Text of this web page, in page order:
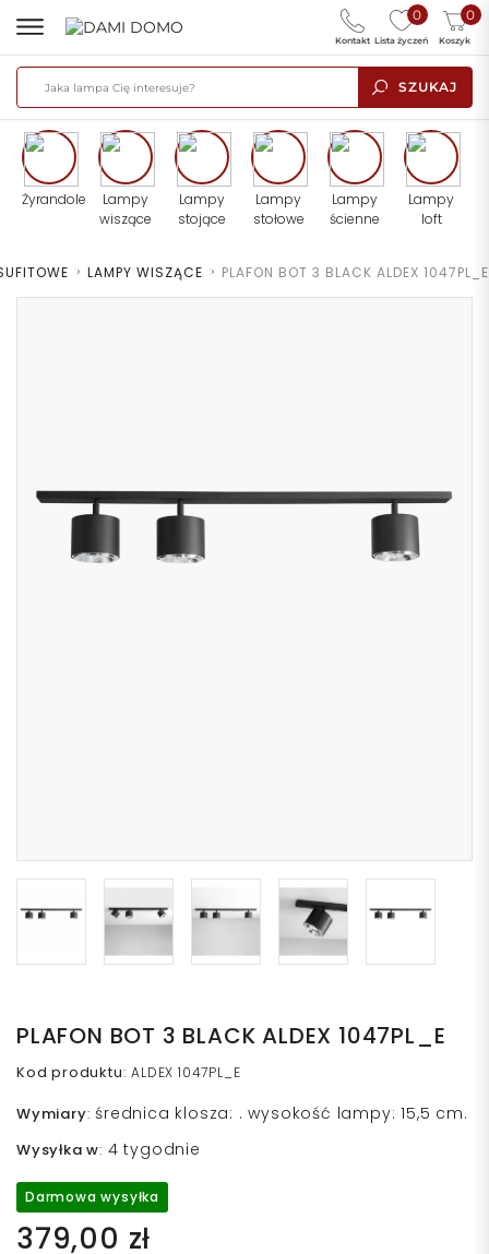
SZUKAJ
0
Lista życzeń
0
Koszyk
Kontakt
Żyrandole
Lampy
wiszące
Lampy
stojące
Lampy
stołowe
Lampy
ścienne
Lampy
loft
> LAMPY WISZĄCE > PLAFON BOT 3 BLACK ALDEX 1047PL_E
PLAFON BOT 3 BLACK ALDEX 1047PL_E
Kod produktu:ALDEX 1047PL_E
Wymiary: średnica klosza: . wysokość lampy: 15,5 cm.
Wysyłka w: 4 tygodnie
Darmowa wysyłka
379,00 zł